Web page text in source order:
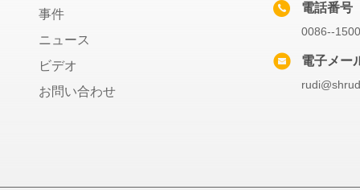
事件
ニュース
ビデオ
お問い合わせ
電話番号
0086--
電子メー